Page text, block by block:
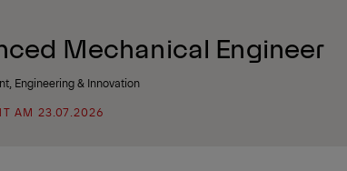
Mechanical Engineer
Engineering & Innovation
AM 23.07.2026